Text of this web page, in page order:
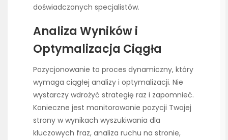
doświadczonych specjalistów.
Analiza Wyników i
Optymalizacja Ciągła
Pozycjonowanie to proces dynamiczny, który
wymaga ciągłej analizy i optymalizacji. Nie
wystarczy wdrożyć strategię raz i zapomnieć.
Konieczne jest monitorowanie pozycji Twojej
strony w wynikach wyszukiwania dla
kluczowych fraz, analiza ruchu na stronie,